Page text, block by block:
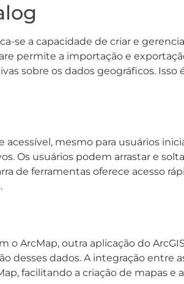
se a capacidade de criar e
permite a importação e
sobre os dados geográficos.
mesmo para usuários
Os usuários podem arrastar e
de ferramentas oferece acesso
ArcMap, outra aplicação do
desses dados. A integração
facilitando a criação de mapas e